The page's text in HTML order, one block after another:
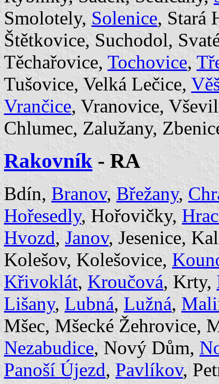
Smolotely, Solenice, Stará
Štětkovice, Suchodol,
Těchařovice, Tochovice,
Tušovice, Velká Lečice,
Vrančice, Vranovice,
Chlumec, Zalužany,
Rakovník - RA
Bdín, Branov, Břežany,
Hořesedly, Hořovičky,
Hvozd, Janov, Jesenice,
Kolešov, Kolešovice,
Křivoklát, Kroučová, Krty,
Lišany, Lubná, Lužná,
Mšec, Mšecké Žehrovice,
Nezabudice, Nový Dům,
Panoší Újezd, Pavlíkov,